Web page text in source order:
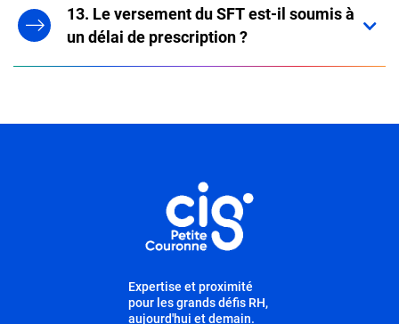
13. Le versement du SFT est-il soumis à
un délai de prescription ?
Expertise et proximité
pour les grands défis RH,
aujourd'hui et demain.